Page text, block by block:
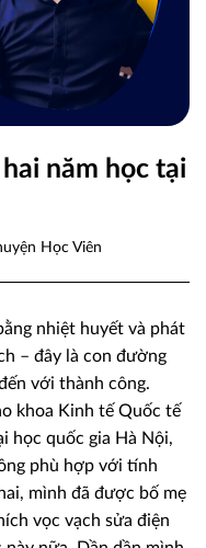
năm học tại
Học Viên
nhiệt huyết và phát
– đây là con đường
với thành công.
khoa Kinh tế Quốc tế
học quốc gia Hà Nội,
phù hợp với tính
mình đã được bố mẹ
vọc vạch sửa điện